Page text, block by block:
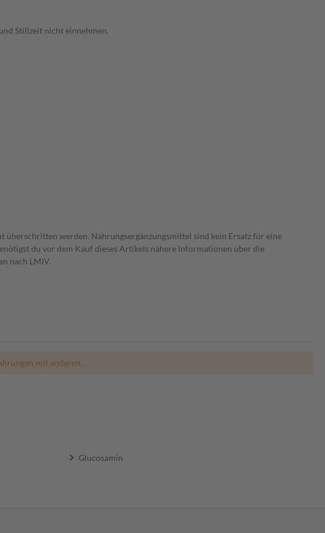
Stillzeit nicht einnehmen.
werden. Nahrungsergänzungsmittel sind kein Ersatz für eine
du vor dem Kauf dieses Artikels nähere Informationen über die
nach LMIV.
mit anderen.
Glucosamin